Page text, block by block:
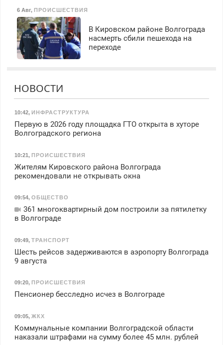
6 Авг, ПРОИСШЕСТВИЯ
В Кировском районе Волгограда
насмерть сбили пешехода на
переходе
НОВОСТИ
10:42, ИНФРАСТРУКТУРА
Первую в 2026 году площадка ГТО открыта в хуторе
Волгоградского региона
10:21, ПРОИСШЕСТВИЯ
Жителям Кировского района Волгограда
рекомендовали не открывать окна
09:54, ОБЩЕСТВО
361 многоквартирный дом построили за пятилетку
в Волгограде
09:49, ТРАНСПОРТ
Шесть рейсов задерживаются в аэропорту Волгограда
9 августа
09:20, ПРОИСШЕСТВИЯ
Пенсионер бесследно исчез в Волгограде
09:05, ЖКХ
Коммунальные компании Волгоградской области
наказали штрафами на сумму более 45 млн. рублей